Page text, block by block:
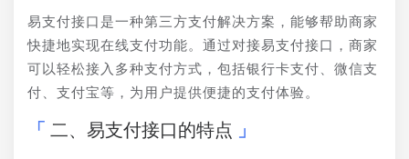
易支付接口是一种第三方支付解决方案，能够帮助商家
快捷地实现在线支付功能。通过对接易支付接口，商家
可以轻松接入多种支付方式，包括银行卡支付、微信支
付、支付宝等，为用户提供便捷的支付体验。
二、易支付接口的特点